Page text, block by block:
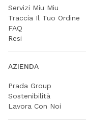
Servizi Miu Miu
Traccia Il Tuo Ordine
FAQ
Resi
AZIENDA
Prada Group
Sostenibilità
Lavora Con Noi